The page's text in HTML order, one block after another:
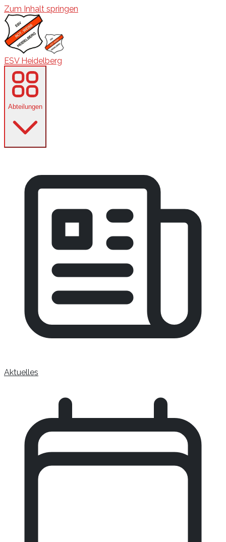
Zum Inhalt springen
ESV Heidelberg
Abteilungen
Aktuelles